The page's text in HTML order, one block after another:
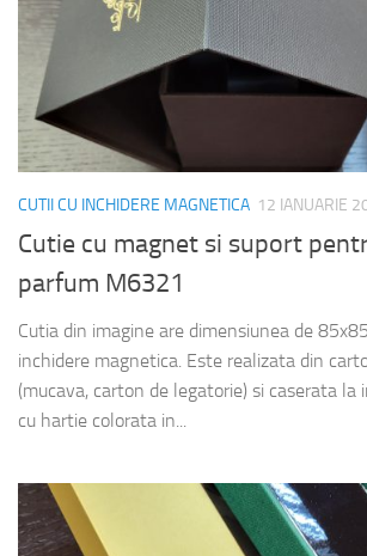
CUTII CU INCHIDERE MAGNETICA 12 IANUARIE
Cutie cu magnet si suport
parfum M6321
Cutia din imagine are dimensiunea de
inchidere magnetica. Este realizata din
(mucava, carton de legatorie) si caserata la
cu hartie colorata in...